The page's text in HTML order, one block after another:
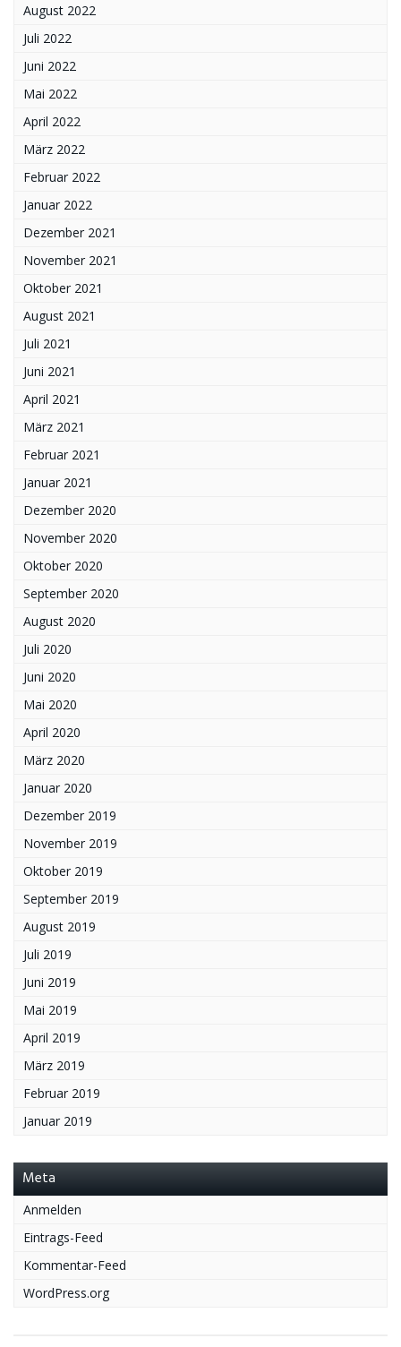
August 2022
Juli 2022
Juni 2022
Mai 2022
April 2022
März 2022
Februar 2022
Januar 2022
Dezember 2021
November 2021
Oktober 2021
August 2021
Juli 2021
Juni 2021
April 2021
März 2021
Februar 2021
Januar 2021
Dezember 2020
November 2020
Oktober 2020
September 2020
August 2020
Juli 2020
Juni 2020
Mai 2020
April 2020
März 2020
Januar 2020
Dezember 2019
November 2019
Oktober 2019
September 2019
August 2019
Juli 2019
Juni 2019
Mai 2019
April 2019
März 2019
Februar 2019
Januar 2019
Meta
Anmelden
Eintrags-Feed
Kommentar-Feed
WordPress.org